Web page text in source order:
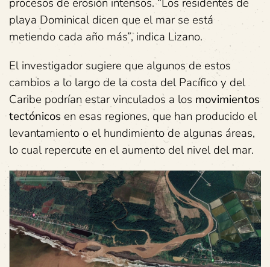
procesos de erosión intensos. “Los residentes de
playa Dominical dicen que el mar se está
metiendo cada año más”, indica Lizano.
El investigador sugiere que algunos de estos
cambios a lo largo de la costa del Pacífico y del
Caribe podrían estar vinculados a los movimientos
tectónicos en esas regiones, que han producido el
levantamiento o el hundimiento de algunas áreas,
lo cual repercute en el aumento del nivel del mar.